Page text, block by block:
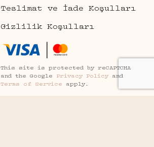
Teslimat ve İade Koşulları
Gizlilik Koşulları
This site is protected by reCAPTCHA
and the Google Privacy Policy and
Terms of Service apply.